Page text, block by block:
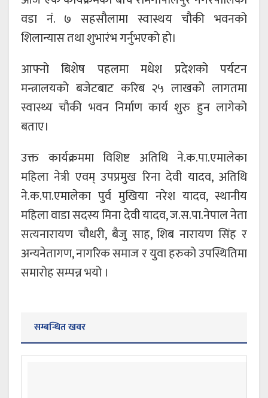
वडा नं. ७ सहसौलामा स्वास्थय चौकी भवनको
शिलान्यास तथा शुभारंभ गर्नुभएको हो।
आफ्नो बिशेष पहलमा मधेश प्रदेशको पर्यटन
मन्त्रालयको बजेटबाट करिब २५ लाखको लागतमा
स्वास्थ्य चौकी भवन निर्माण कार्य शुरु हुन लागेको
बताए।
उक्त कार्यक्रममा विशिष्ट अतिथि ने.क.पा.एमालेका
महिला नेत्री एवम् उपप्रमुख रिना देवी यादव, अतिथि
ने.क.पा.एमालेका पुर्व मुखिया नरेश यादव, स्थानीय
महिला वाडा सदस्य मिना देवी यादव, ज.स.पा.नेपाल नेता
सत्यनारायण चौधरी, बैजु साह, शिब नारायण सिंह र
अन्यनेतागण, नागरिक समाज र युवा हरुको उपस्थितिमा
समारोह सम्पन्न भयो ।
सम्बन्धित खवर